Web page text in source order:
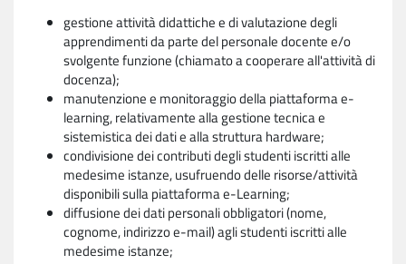
gestione attività didattiche e di valutazione degli
apprendimenti da parte del personale docente e/o
svolgente funzione (chiamato a cooperare all'attività di
docenza);
manutenzione e monitoraggio della piattaforma e-
learning, relativamente alla gestione tecnica e
sistemistica dei dati e alla struttura hardware;
condivisione dei contributi degli studenti iscritti alle
medesime istanze, usufruendo delle risorse/attività
disponibili sulla piattaforma e-Learning;
diffusione dei dati personali obbligatori (nome,
cognome, indirizzo e-mail) agli studenti iscritti alle
medesime istanze;